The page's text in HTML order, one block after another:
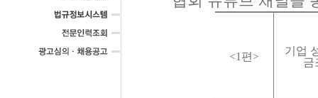
<1 편 >
기업
금